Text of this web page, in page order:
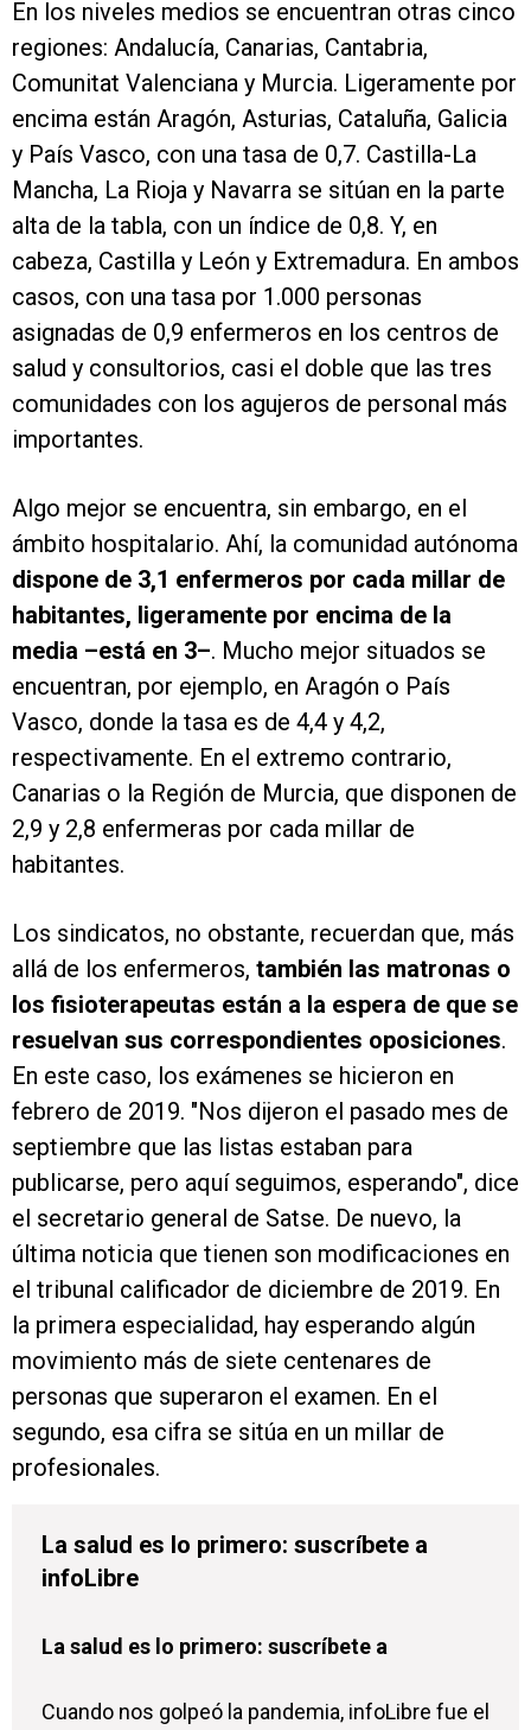
En los niveles medios se encuentran otras cinco
regiones: Andalucía, Canarias, Cantabria,
Comunitat Valenciana y Murcia. Ligeramente por
encima están Aragón, Asturias, Cataluña, Galicia
y País Vasco, con una tasa de 0,7. Castilla-La
Mancha, La Rioja y Navarra se sitúan en la parte
alta de la tabla, con un índice de 0,8. Y, en
cabeza, Castilla y León y Extremadura. En ambos
casos, con una tasa por 1.000 personas
asignadas de 0,9 enfermeros en los centros de
salud y consultorios, casi el doble que las tres
comunidades con los agujeros de personal más
importantes.
Algo mejor se encuentra, sin embargo, en el
ámbito hospitalario. Ahí, la comunidad autónoma
dispone de 3,1 enfermeros por cada millar de
habitantes, ligeramente por encima de la
media –está en 3–. Mucho mejor situados se
encuentran, por ejemplo, en Aragón o País
Vasco, donde la tasa es de 4,4 y 4,2,
respectivamente. En el extremo contrario,
Canarias o la Región de Murcia, que disponen de
2,9 y 2,8 enfermeras por cada millar de
habitantes.
Los sindicatos, no obstante, recuerdan que, más
allá de los enfermeros, también las matronas o
los fisioterapeutas están a la espera de que se
resuelvan sus correspondientes oposiciones.
En este caso, los exámenes se hicieron en
febrero de 2019. "Nos dijeron el pasado mes de
septiembre que las listas estaban para
publicarse, pero aquí seguimos, esperando", dice
el secretario general de Satse. De nuevo, la
última noticia que tienen son modificaciones en
el tribunal calificador de diciembre de 2019. En
la primera especialidad, hay esperando algún
movimiento más de siete centenares de
personas que superaron el examen. En el
segundo, esa cifra se sitúa en un millar de
profesionales.
La salud es lo primero: suscríbete a
infoLibre
La salud es lo primero: suscríbete a
Cuando nos golpeó la pandemia, infoLibre fue el